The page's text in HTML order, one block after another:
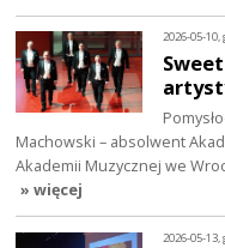
2026-05-
Machowski – absolwent
Akademii Muzycznej we
» więcej
2026-05-